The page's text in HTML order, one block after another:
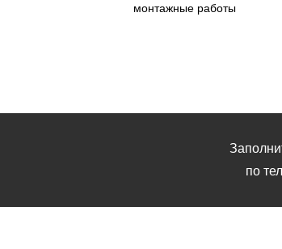
монтажные работы
по